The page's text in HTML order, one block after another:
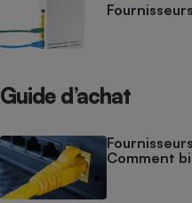
Guide d’achat
Comment